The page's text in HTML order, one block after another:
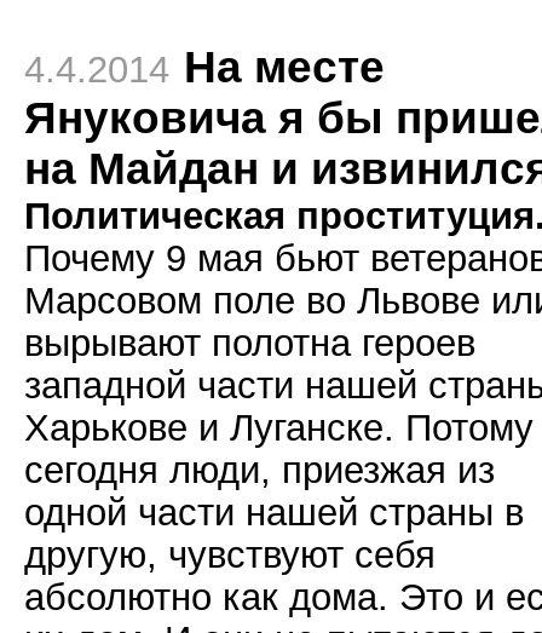
4.4.2014 На месте
Януковича я бы
на Майдан и
Политическая
Почему 9 мая бьют
Марсовом поле во Львове
вырывают полотна героев
западной части нашей
Харькове и Луганске. Потому
сегодня люди, приезжая из
одной части нашей страны в
другую, чувствуют себя
абсолютно как дома. Это и